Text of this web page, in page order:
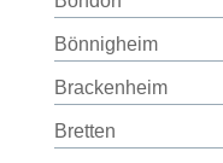
Bönnigheim
Brackenheim
Bretten